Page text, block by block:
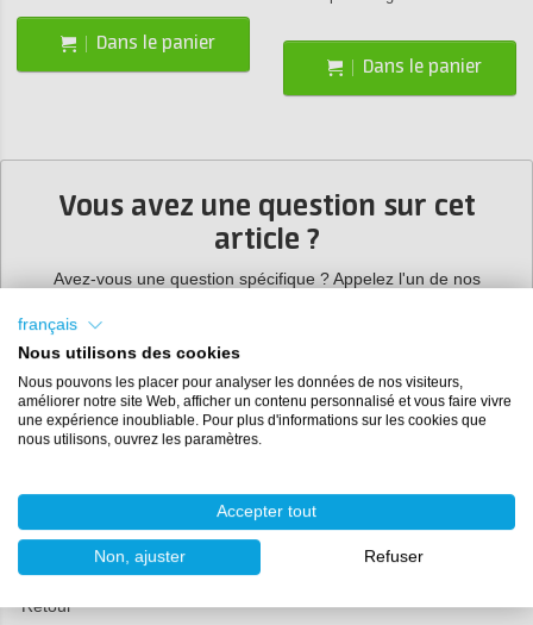
Dans le panier
Dans le panier
Vous avez une question sur cet
article ?
Avez-vous une question spécifique ? Appelez l'un de nos
Service Clients:+3185 0220090
Service Clients
Commander et livrer
Retour
français
Nous utilisons des cookies
Nous pouvons les placer pour analyser les données de nos visiteurs,
améliorer notre site Web, afficher un contenu personnalisé et vous faire vivre
une expérience inoubliable. Pour plus d'informations sur les cookies que
nous utilisons, ouvrez les paramètres.
Accepter tout
Non, ajuster Refuser